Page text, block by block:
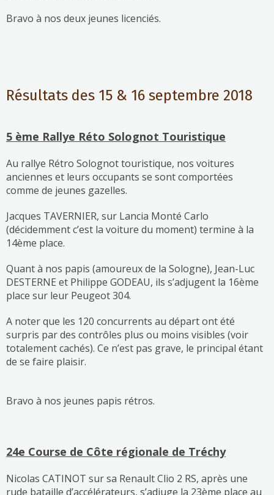
Bravo à nos deux jeunes licenciés.
Résultats des 15 & 16 septembre 2018
5 ème Rallye Réto Solognot Touristique
Au rallye Rétro Solognot touristique, nos voitures
anciennes et leurs occupants se sont comportées
comme de jeunes gazelles.
Jacques TAVERNIER, sur Lancia Monté Carlo
(décidemment c’est la voiture du moment) termine à la
14ème place.
Quant à nos papis (amoureux de la Sologne), Jean-Luc
DESTERNE et Philippe GODEAU, ils s’adjugent la 16ème
place sur leur Peugeot 304.
A noter que les 120 concurrents au départ ont été
surpris par des contrôles plus ou moins visibles (voir
totalement cachés). Ce n’est pas grave, le principal étant
de se faire plaisir.
Bravo à nos jeunes papis rétros.
24e Course de Côte régionale de Tréchy
Nicolas CATINOT sur sa Renault Clio 2 RS, après une
rude bataille d’accélérateurs, s’adjuge la 23ème place au